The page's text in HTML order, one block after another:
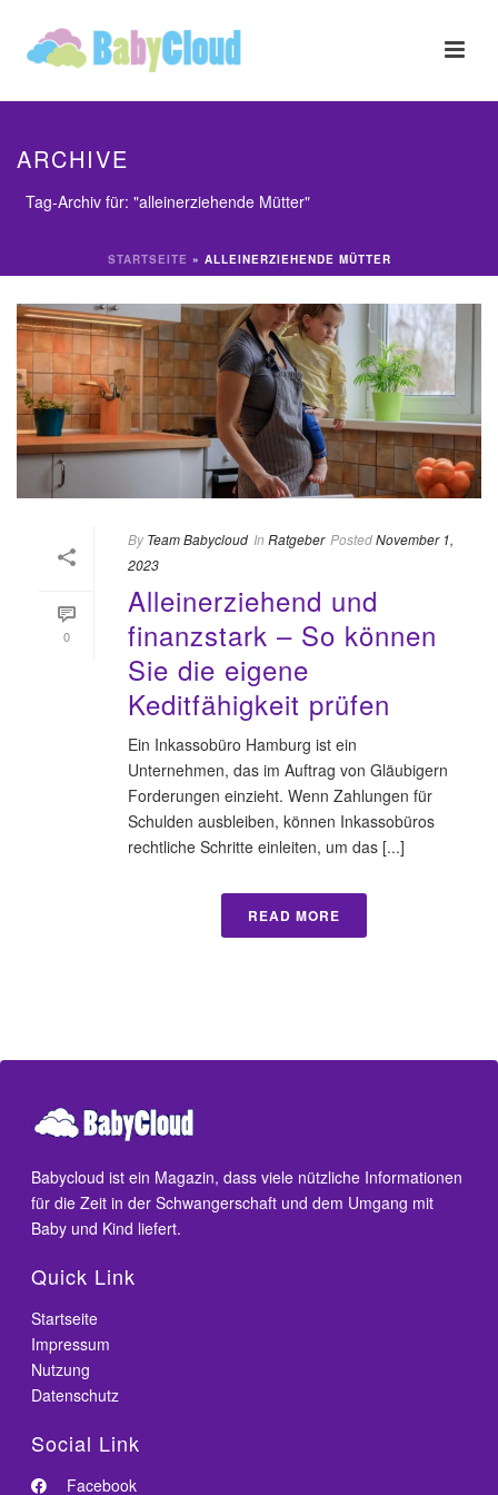
ARCHIVE
Tag-Archiv für: "alleinerziehende Mütter"
STARTSEITE » ALLEINERZIEHENDE MÜTTER
0
By Team Babycloud In Ratgeber PostedNovember 1,
2023
Alleinerziehend und
finanzstark – So können
Sie die eigene
Keditfähigkeit prüfen
Ein Inkassobüro Hamburg ist ein
Unternehmen, das im Auftrag von Gläubigern
Forderungen einzieht. Wenn Zahlungen für
Schulden ausbleiben, können Inkassobüros
rechtliche Schritte einleiten, um das [...]
READ MORE
Babycloud ist ein Magazin, dass viele nützliche Informationen
für die Zeit in der Schwangerschaft und dem Umgang mit
Baby und Kind liefert.
Quick Link
Startseite
Impressum
Nutzung
Datenschutz
Social Link
Facebook